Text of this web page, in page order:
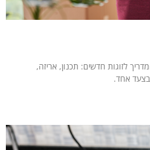
לזוגות חדשים: תכנון, אריזה,
בצעד אחד.